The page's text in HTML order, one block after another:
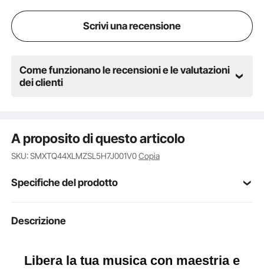
Scrivi una recensione
Come funzionano le recensioni e le valutazioni
dei clienti
A proposito di questo articolo
SKU: SMXTQ44XLMZSL5H7J001V0Copia
Specifiche del prodotto
Numero modello
articolo
Dimensioni del
violino
4/4 (355 mm)
Descrizione
Libera la tua musica con maestria e